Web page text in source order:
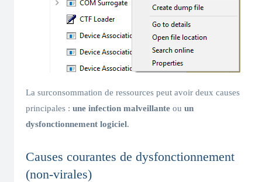
La surconsommation de ressources peut avoir deux causes
principales : une infection malveillante ou un
dysfonctionnement logiciel.
Causes courantes de dysfonctionnement
(non-virales)